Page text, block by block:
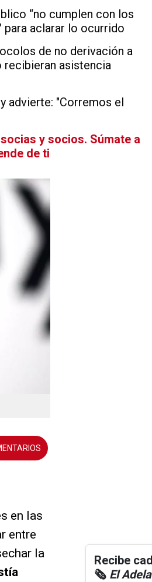
“no cumplen con los
para aclarar lo ocurrido
de no derivación a
recibieran asistencia
advierte: "Corremos el
y socios. Súmate a
de ti
en las
entre
la
Recibe
🗞️ El